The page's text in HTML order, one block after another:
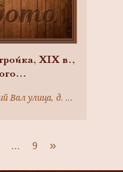
XIX в.,
Москва, Преображенский Вал улица, д. 25, стр. А
… 9 »